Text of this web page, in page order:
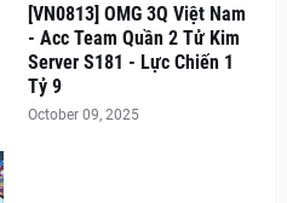
[VN0813] OMG 3Q Việt Nam
- Acc Team Quần 2 Tử Kim
Server S181 - Lực Chiến 1
Tỷ 9
October 09, 2025